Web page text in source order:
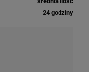
24 godziny